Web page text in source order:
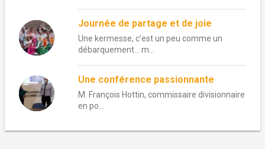
Journée de partage et de joie
Une kermesse, c’est un peu comme un
débarquement… m...
Une conférence passionnante
M. François Hottin, commissaire divisionnaire
en po...